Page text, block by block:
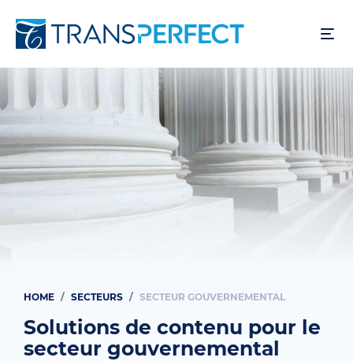
to
content
Breadcrumb
HOME SECTEURS SECTEUR GOUVERNEMENTAL
Solutions de contenu pour le
secteur gouvernemental